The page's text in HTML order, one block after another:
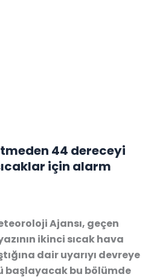
44 dereceyi
için alarm
Ajansı, geçen
ikinci sıcak hava
dair uyarıyı devreye
başlayacak bu bölümde